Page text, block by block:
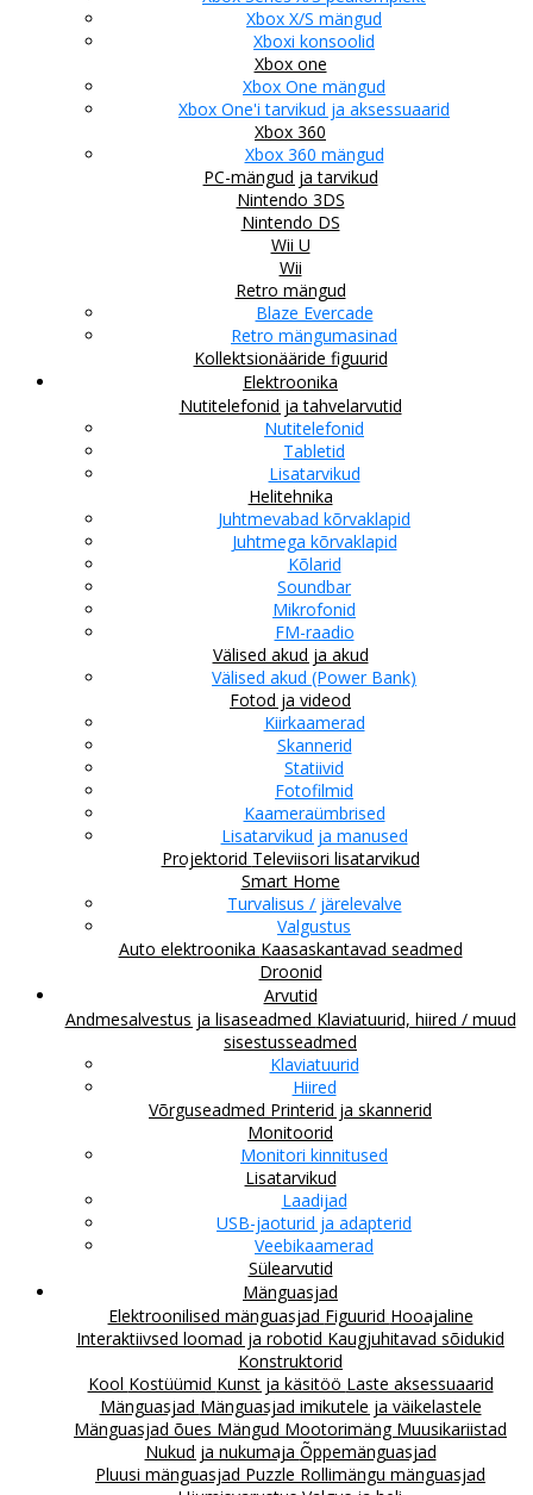
Xbox X/S mängud
Xboxi konsoolid
Xbox one
Xbox One mängud
Xbox One'i tarvikud ja aksessuaarid
Xbox 360
Xbox 360 mängud
PC-mängud ja tarvikud
Nintendo 3DS
Nintendo DS
Wii U
Wii
Retro mängud
Blaze Evercade
Retro mängumasinad
Kollektsionääride figuurid
Elektroonika
Nutitelefonid ja tahvelarvutid
Nutitelefonid
Tabletid
Lisatarvikud
Helitehnika
Juhtmevabad kõrvaklapid
Juhtmega kõrvaklapid
Kõlarid
Soundbar
Mikrofonid
FM-raadio
Välised akud ja akud
Välised akud (Power Bank)
Fotod ja videod
Kiirkaamerad
Skannerid
Statiivid
Fotofilmid
Kaameraümbrised
Lisatarvikud ja manused
Projektorid Televiisori lisatarvikud
Smart Home
Turvalisus / järelevalve
Valgustus
Auto elektroonika Kaasaskantavad seadmed
Droonid
Arvutid
Andmesalvestus ja lisaseadmed Klaviatuurid, hiired / muud
sisestusseadmed
Klaviatuurid
Hiired
Võrguseadmed Printerid ja skannerid
Monitoorid
Monitori kinnitused
Lisatarvikud
Laadijad
USB-jaoturid ja adapterid
Veebikaamerad
Sülearvutid
Mänguasjad
Elektroonilised mänguasjad Figuurid Hooajaline
Interaktiivsed loomad ja robotid Kaugjuhitavad sõidukid
Konstruktorid
Kool Kostüümid Kunst ja käsitöö Laste aksessuaarid
Mänguasjad Mänguasjad imikutele ja väikelastele
Mänguasjad õues Mängud Mootorimäng Muusikariistad
Nukud ja nukumaja Õppemänguasjad
Pluusi mänguasjad Puzzle Rollimängu mänguasjad